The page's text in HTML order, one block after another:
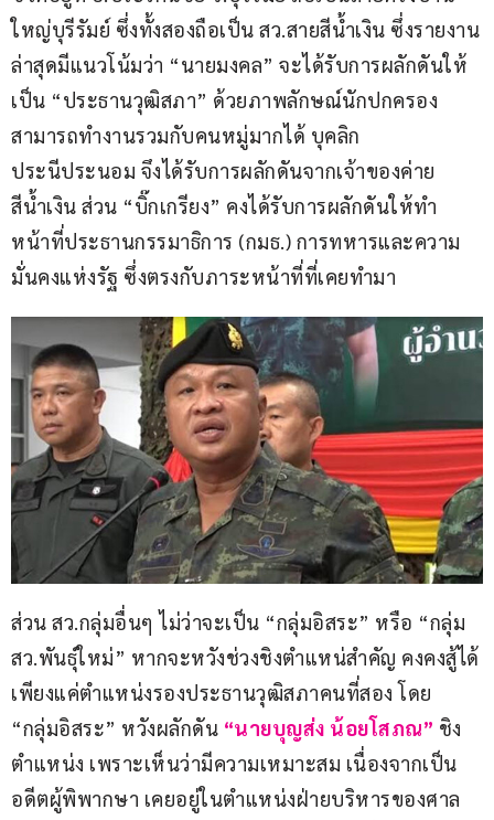
ใหญ่บุรีรัมย์ ซึ่งทั้งสองถือเป็น สว.สายสีน้ำเงิน ซึ่งรายงาน
ล่าสุดมีแนวโน้มว่า “นายมงคล” จะได้รับการผลักดันให้
เป็น “ประธานวุฒิสภา” ด้วยภาพลักษณ์นักปกครอง
สามารถทำงานรวมกับคนหมู่มากได้ บุคลิก
ประนีประนอม จึงได้รับการผลักดันจากเจ้าของค่าย
สีน้ำเงิน ส่วน “บิ๊กเกรียง” คงได้รับการผลักดันให้ทำ
หน้าที่ประธานกรรมาธิการ (กมธ.) การทหารและความ
มั่นคงแห่งรัฐ ซึ่งตรงกับภาระหน้าที่ที่เคยทำมา
ส่วน สว.กลุ่มอื่นๆ ไม่ว่าจะเป็น “กลุ่มอิสระ” หรือ “กลุ่ม
สว.พันธุ์ใหม่” หากจะหวังช่วงชิงตำแหน่สำคัญ คงคงสู้ได้
เพียงแค่ตำแหน่งรองประธานวุฒิสภาคนที่สอง โดย
“กลุ่มอิสระ” หวังผลักดัน “นายบุญส่ง น้อยโสภณ” ชิง
ตำแหน่ง เพราะเห็นว่ามีความเหมาะสม เนื่องจากเป็น
อดีตผู้พิพากษา เคยอยู่ในตำแหน่งฝ่ายบริหารของศาล